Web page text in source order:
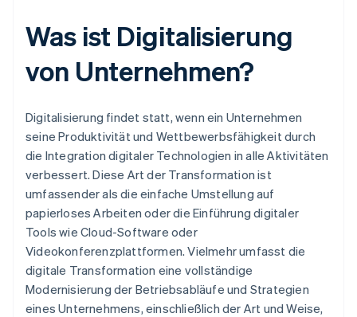
Was ist Digitalisierung
von Unternehmen?
Digitalisierung findet statt, wenn ein Unternehmen
seine Produktivität und Wettbewerbsfähigkeit durch
die Integration digitaler Technologien in alle Aktivitäten
verbessert. Diese Art der Transformation ist
umfassender als die einfache Umstellung auf
papierloses Arbeiten oder die Einführung digitaler
Tools wie Cloud-Software oder
Videokonferenzplattformen. Vielmehr umfasst die
digitale Transformation eine vollständige
Modernisierung der Betriebsabläufe und Strategien
eines Unternehmens, einschließlich der Art und Weise,